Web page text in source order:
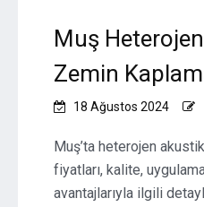
Muş
Zemin
18 Ağustos 2024
Muş’ta heterojen
fiyatları, kalite,
avantajlarıyla ilgili